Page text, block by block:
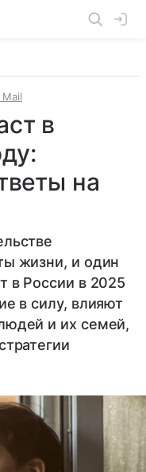
в
на
жизни, и один
в России в 2025
в силу, влияют
и их семей,